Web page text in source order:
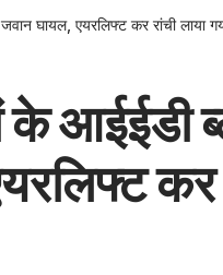
घायल, एयरलिफ्ट कर रांची लाया
आईईडी
कर